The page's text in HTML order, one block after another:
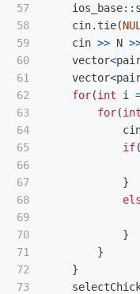
57
58
59
60
61
62
63
64
65
66
67
68
69
70
71
72
73
ios_base::
cin. tie(
cin >> N
vector<
vector<
for(int i
for(int
if(
}
}
}
}